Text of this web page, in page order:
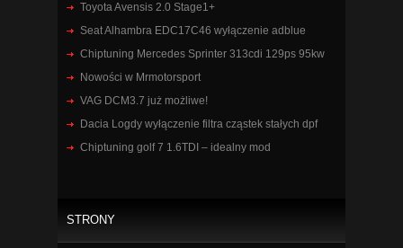
Toyota Avensis 2.0 Stage1+
Seat Alhambra EDC17C46 wyłączenie adblue
Chiptuning Mercedes Sprinter 313cdi 129ps 95kw
Nowości w Mrmotorsport
VAG DCM3.7 już możliwe!
Dacia Logdy wyłączenie filtra cząstek stałych dpf
Chiptuning golf 7 1.6TDI – idealny mod
STRONY